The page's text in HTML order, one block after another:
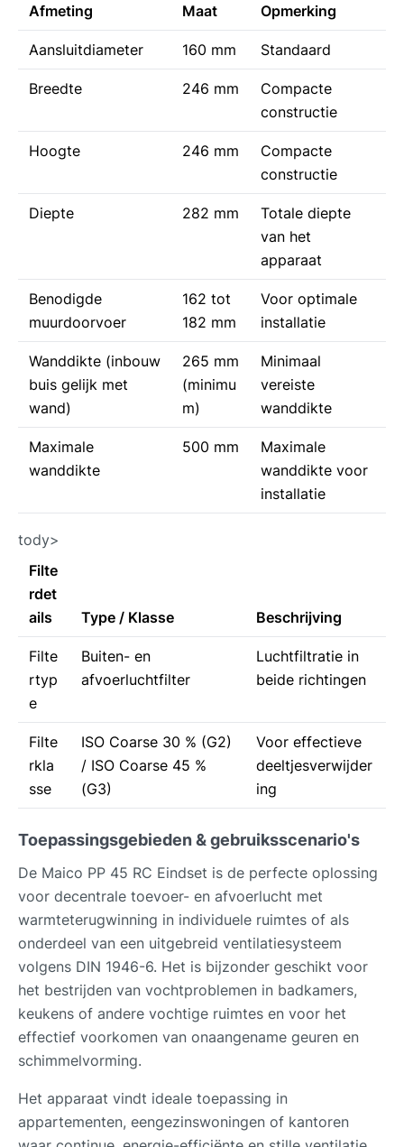
Afmeting Maat Opmerking
Aansluitdiameter 160 mm Standaard
Breedte 246 mm
Compacte
constructie
Hoogte 246 mm
Compacte
constructie
Diepte 282 mm
Totale diepte
van het
apparaat
Benodigde
muurdoorvoer
162 tot
182 mm
Voor optimale
installatie
Wanddikte (inbouw
buis gelijk met
wand)
265 mm
(minimu
m)
Minimaal
vereiste
wanddikte
Maximale
wanddikte
500 mm
Maximale
wanddikte voor
installatie
tody>
Filte
rdet
ails
Type / Klasse Beschrijving
Filte
rtyp
e
Buiten- en
afvoerluchtfilter
Luchtfiltratie in
beide richtingen
Filte
rkla
sse
ISO Coarse 30 % (G2)
/ ISO Coarse 45 %
(G3)
Voor effectieve
deeltjesverwijder
ing
Toepassingsgebieden & gebruiksscenario's
De Maico PP 45 RC Eindset is de perfecte oplossing
voor decentrale toevoer- en afvoerlucht met
warmteterugwinning in individuele ruimtes of als
onderdeel van een uitgebreid ventilatiesysteem
volgens DIN 1946-6. Het is bijzonder geschikt voor
het bestrijden van vochtproblemen in badkamers,
keukens of andere vochtige ruimtes en voor het
effectief voorkomen van onaangename geuren en
schimmelvorming.
Het apparaat vindt ideale toepassing in
appartementen, eengezinswoningen of kantoren